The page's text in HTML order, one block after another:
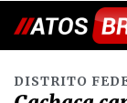
DISTRITO